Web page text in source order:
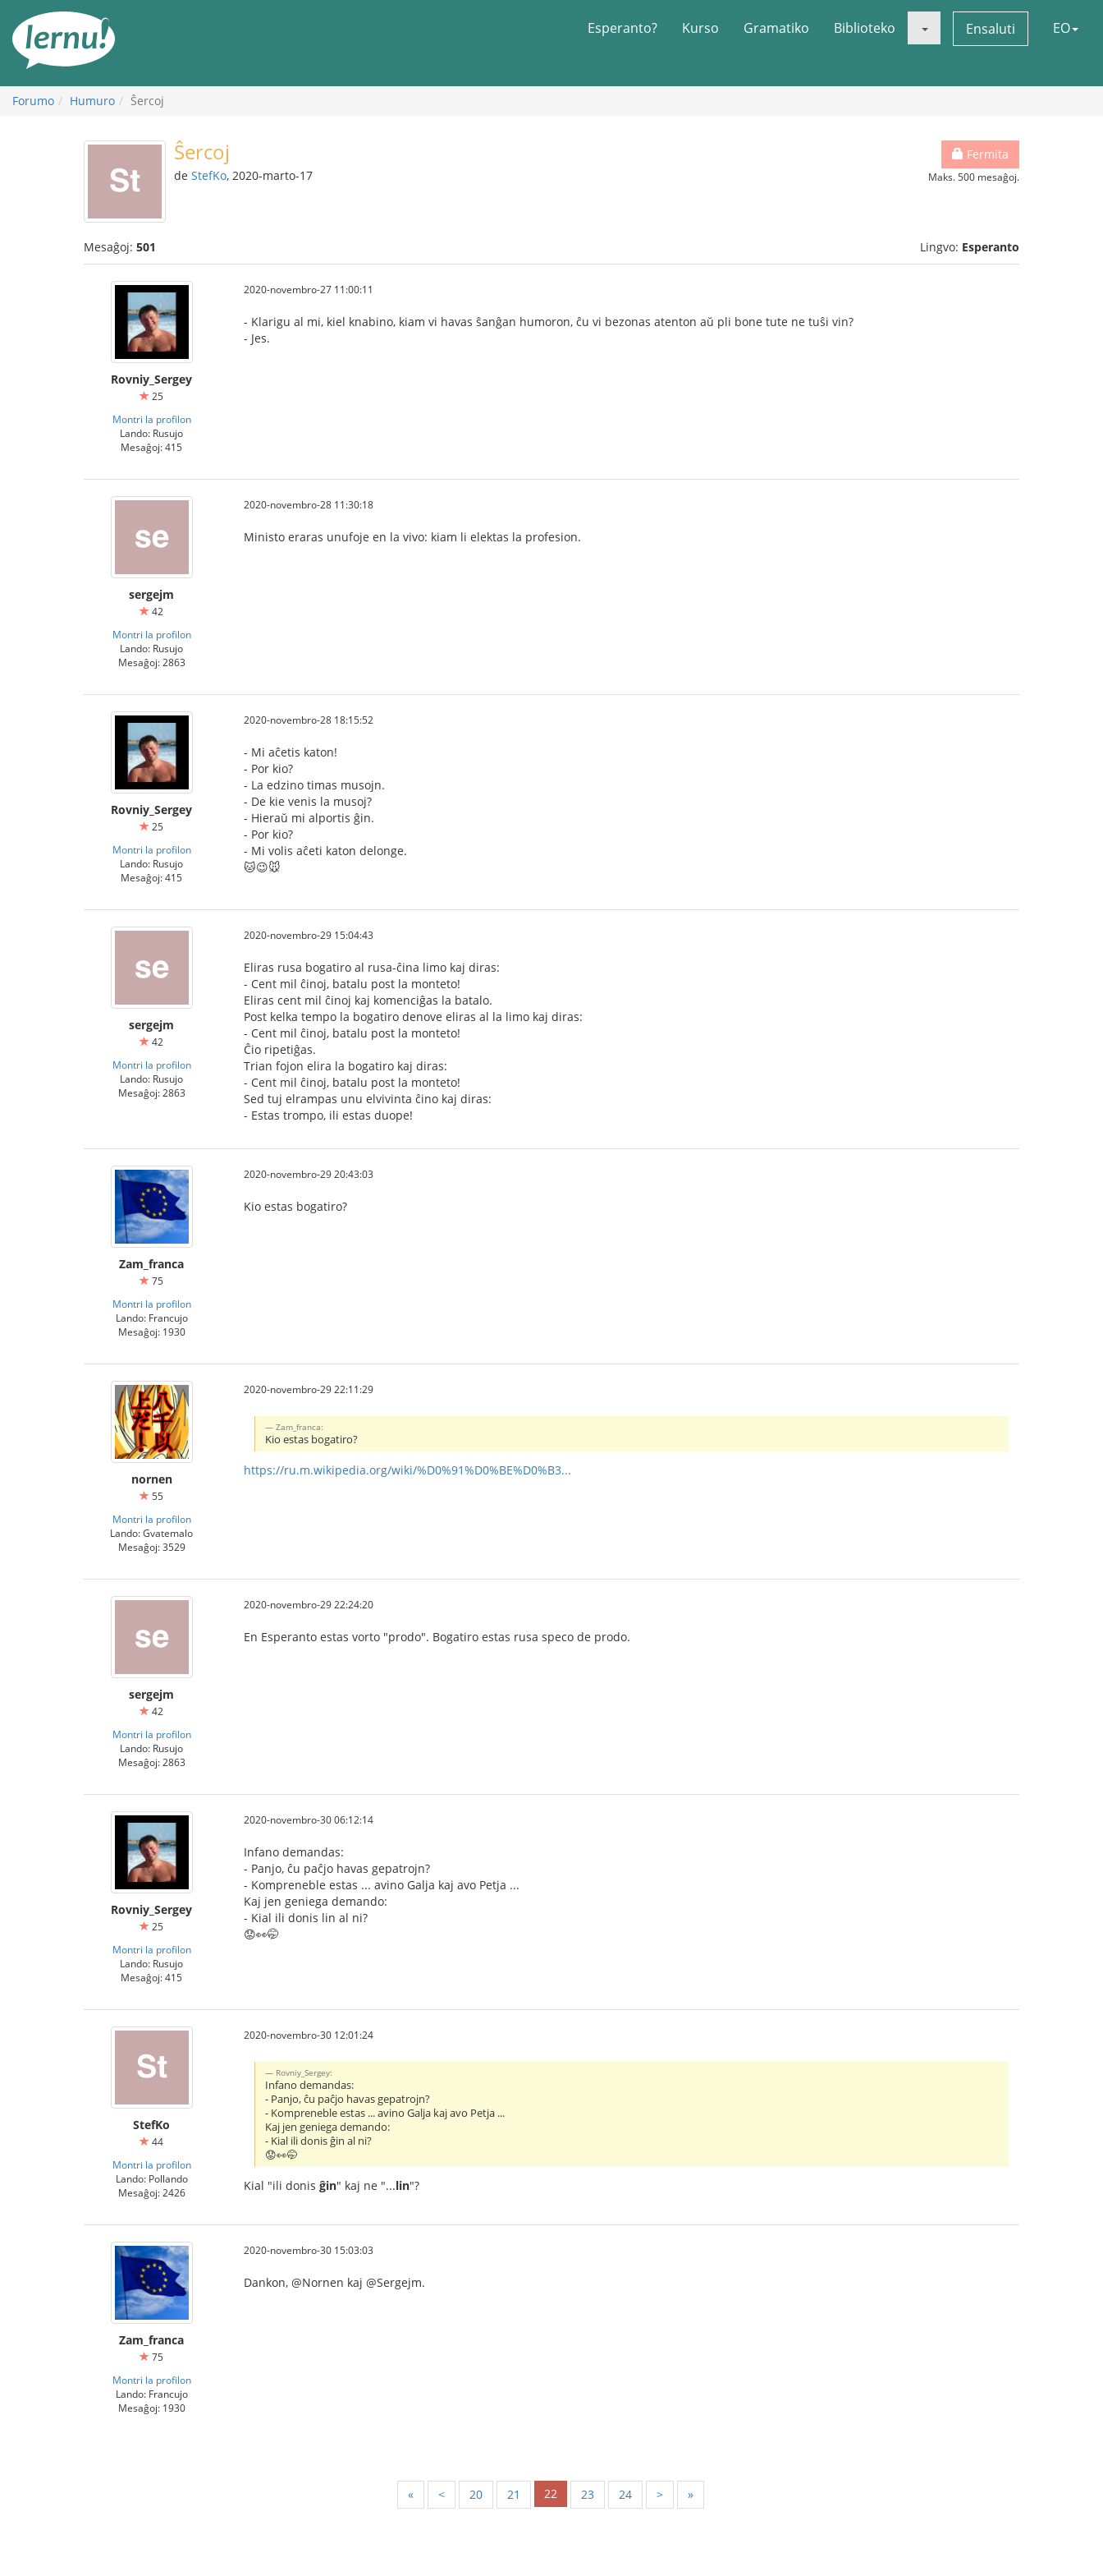
enhavo
Esperanto? Kurso Gramatiko Biblioteko Ensaluti EO
Forumo Humuro Ŝercoj
Fermita
Maks. 500 mesaĝoj.
Ŝercoj
de StefKo, 2020-marto-17
Mesaĝoj: 501 Lingvo: Esperanto
Rovniy_Sergey
25
Montri la profilon
Lando: Rusujo
Mesaĝoj: 415
2020-novembro-27 11:00:11
- Klarigu al mi, kiel knabino, kiam vi havas ŝanĝan humoron, ĉu vi bezonas atenton aŭ pli bone tute ne tuŝi vin?
- Jes.
sergejm
42
Montri la profilon
Lando: Rusujo
Mesaĝoj: 2863
2020-novembro-28 11:30:18
Ministo eraras unufoje en la vivo: kiam li elektas la profesion.
Rovniy_Sergey
25
Montri la profilon
Lando: Rusujo
Mesaĝoj: 415
2020-novembro-28 18:15:52
- Mi aĉetis katon!
- Por kio?
- La edzino timas musojn.
- De kie venis la musoj?
- Hieraŭ mi alportis ĝin.
- Por kio?
- Mi volis aĉeti katon delonge.
🐱😉🐭
sergejm
42
Montri la profilon
Lando: Rusujo
Mesaĝoj: 2863
2020-novembro-29 15:04:43
Eliras rusa bogatiro al rusa-ĉina limo kaj diras:
- Cent mil ĉinoj, batalu post la monteto!
Eliras cent mil ĉinoj kaj komenciĝas la batalo.
Post kelka tempo la bogatiro denove eliras al la limo kaj diras:
- Cent mil ĉinoj, batalu post la monteto!
Ĉio ripetiĝas.
Trian fojon elira la bogatiro kaj diras:
- Cent mil ĉinoj, batalu post la monteto!
Sed tuj elrampas unu elvivinta ĉino kaj diras:
- Estas trompo, ili estas duope!
Zam_franca
75
Montri la profilon
Lando: Francujo
Mesaĝoj: 1930
2020-novembro-29 20:43:03
Kio estas bogatiro?
nornen
55
Montri la profilon
Lando: Gvatemalo
Mesaĝoj: 3529
2020-novembro-29 22:11:29
Zam_franca:
Kio estas bogatiro?
https://ru.m.wikipedia.org/wiki/%D0%91%D0%BE%D0%B3...
sergejm
42
Montri la profilon
Lando: Rusujo
Mesaĝoj: 2863
2020-novembro-29 22:24:20
En Esperanto estas vorto "prodo". Bogatiro estas rusa speco de prodo.
Rovniy_Sergey
25
Montri la profilon
Lando: Rusujo
Mesaĝoj: 415
2020-novembro-30 06:12:14
Infano demandas:
- Panjo, ĉu paĉjo havas gepatrojn?
- Kompreneble estas ... avino Galja kaj avo Petja ...
Kaj jen geniega demando:
- Kial ili donis lin al ni?
😟👀🤭
StefKo
44
Montri la profilon
Lando: Pollando
Mesaĝoj: 2426
2020-novembro-30 12:01:24
Rovniy_Sergey:
Infano demandas:
- Panjo, ĉu paĉjo havas gepatrojn?
- Kompreneble estas ... avino Galja kaj avo Petja ...
Kaj jen geniega demando:
- Kial ili donis ĝin al ni?
😟👀🤭
Kial "ili donis ĝin" kaj ne "...lin"?
Zam_franca
75
Montri la profilon
Lando: Francujo
Mesaĝoj: 1930
2020-novembro-30 15:03:03
Dankon, @Nornen kaj @Sergejm.
« < 20 21 22 23 24 > »